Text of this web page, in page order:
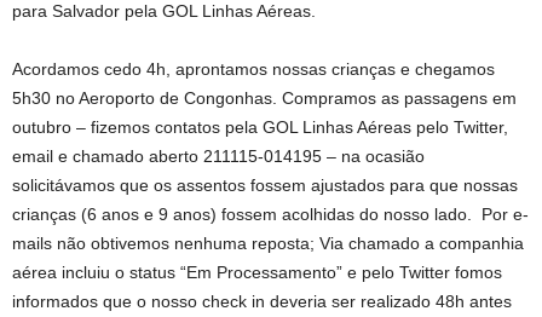
para Salvador pela GOL Linhas Aéreas.
Acordamos cedo 4h, aprontamos nossas crianças e chegamos
5h30 no Aeroporto de Congonhas. Compramos as passagens em
outubro – fizemos contatos pela GOL Linhas Aéreas pelo Twitter,
email e chamado aberto 211115-014195 – na ocasião
solicitávamos que os assentos fossem ajustados para que nossas
crianças (6 anos e 9 anos) fossem acolhidas do nosso lado. Por e-
mails não obtivemos nenhuma reposta; Via chamado a companhia
aérea incluiu o status “Em Processamento” e pelo Twitter fomos
informados que o nosso check in deveria ser realizado 48h antes